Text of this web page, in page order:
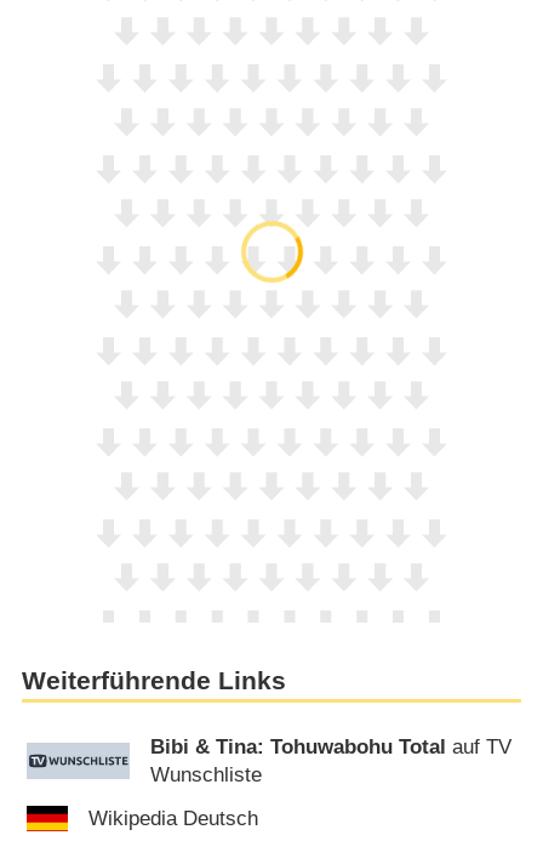
Weiterführende Links
Bibi & Tina: Tohuwabohu Total auf TV
Wunschliste
Wikipedia Deutsch